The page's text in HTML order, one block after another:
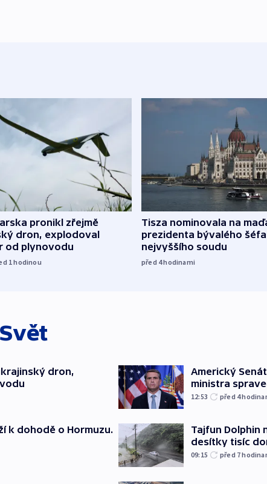
pronikl zřejmě
dron, explodoval
od plynovodu
1hodinou
Tisza nominovala na
prezidenta bývalého šéfa
nejvyššího soudu
před 4hodinami
Svět
dron,
k dohodě o Hormuzu.
Americký
ministra
12:53 před 4
Tajfun Dolphin
desítky tisíc
09:15 před 7